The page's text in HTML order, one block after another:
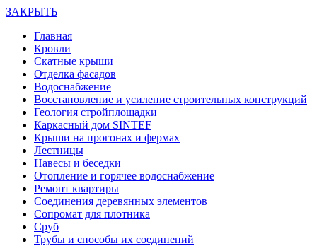
ЗАКРЫТЬ
Главная
Кровли
Скатные крыши
Отделка фасадов
Водоснабжение
Восстановление и усиление строительных конструкций
Геология стройплощадки
Каркасный дом SINTEF
Крыши на прогонах и фермах
Лестницы
Навесы и беседки
Отопление и горячее водоснабжение
Ремонт квартиры
Соединения деревянных элементов
Сопромат для плотника
Сруб
Трубы и способы их соединений